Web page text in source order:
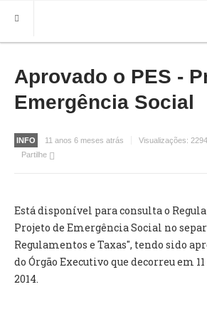
HOME
FREGUESIA
INFO
HISTÓRIA
CONTACTOS ÚTEIS
IMPRENSA
Aprovado o PES -
Emergência Social
INFO 11 anos 6 meses atrás Visualizações:
Partilhe
Está disponível para consulta o
Projeto de Emergência Social no
Regulamentos e Taxas", tendo sido
do Órgão Executivo que decorreu em
2014.